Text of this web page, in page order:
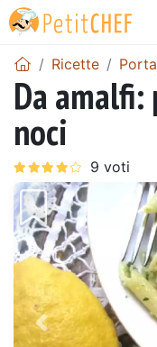
Ricette
Da amalfi:
noci
Precedente